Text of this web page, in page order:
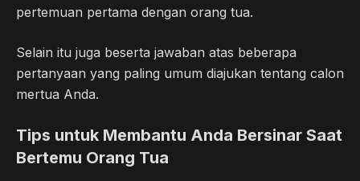
pertemuan pertama dengan orang tua.
Selain itu juga beserta jawaban atas beberapa
pertanyaan yang paling umum diajukan tentang calon
mertua Anda.
Tips untuk Membantu Anda Bersinar Saat
Bertemu Orang Tua